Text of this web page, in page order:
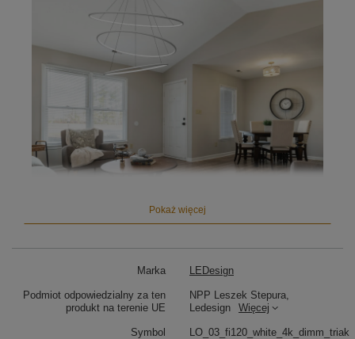
Trzy ringi LED
lampa wisząca LED składająca się z trzech obręczy o
Pokaż więcej
Marka LEDesign
Podmiot odpowiedzialny za ten
produkt na terenie UE
NPP Leszek Stepura,
Ledesign
Więcej
Symbol LO_03_fi120_white_4k_dimm_triak